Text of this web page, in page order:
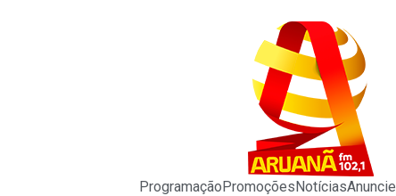
ProgramaçãoPromoçõesNotíciasAnuncie